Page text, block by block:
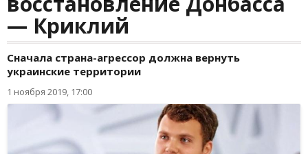
— Криклий
Сначала страна-агрессор должна вернуть
украинские территории
1 ноября 2019, 17:00